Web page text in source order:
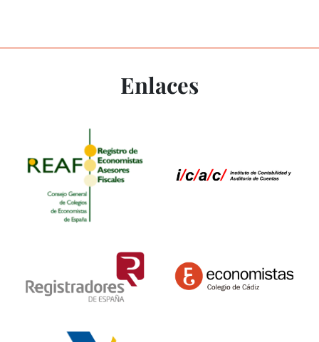
Enlaces